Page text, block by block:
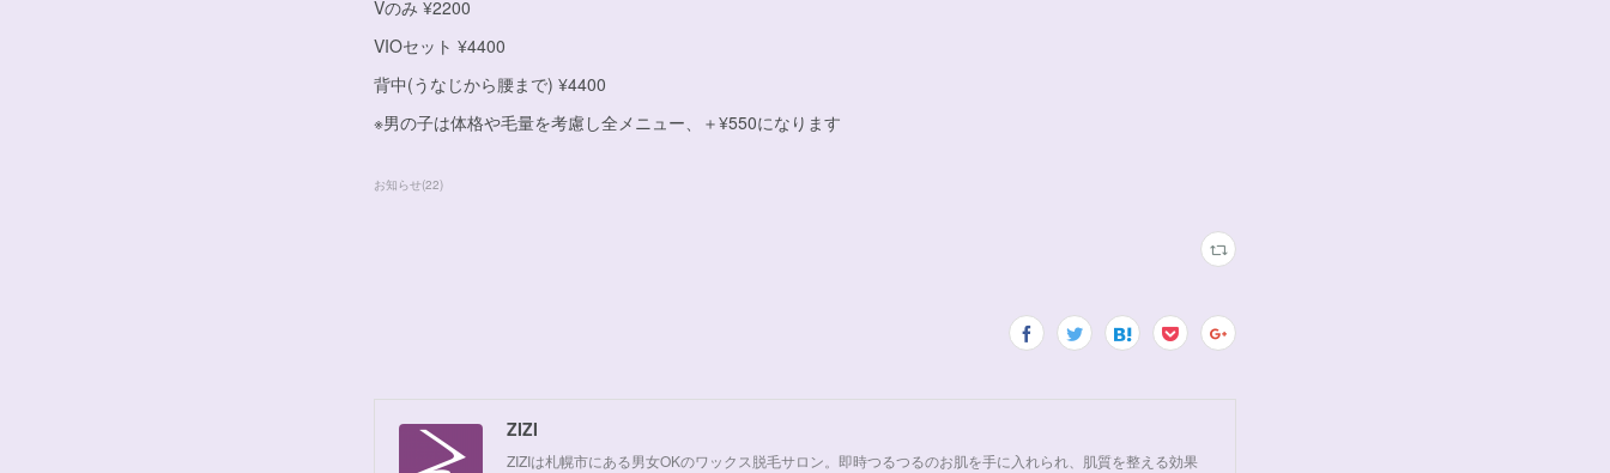
Vのみ ¥2200
VIOセット ¥4400
背中(うなじから腰まで) ¥4400
※男の子は体格や毛量を考慮し全メニュー、＋¥550になります
お知らせ(22)
ZIZI
ZIZIは札幌市にある男女OKのワックス脱毛サロン。即時つるつるのお肌を手に入れられ、肌質を整える効果